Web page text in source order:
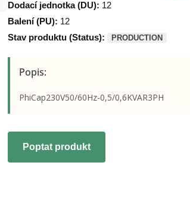
Dodací jednotka (DU): 12
Balení (PU): 12
Stav produktu (Status):
PRODUCTION
Popis:
PhiCap230V50/60Hz-0,5/0,6KVAR3PH
Poptat produkt